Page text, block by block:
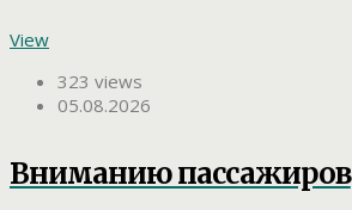
View
323 views
05.08.2026
Вниманию пассажиров